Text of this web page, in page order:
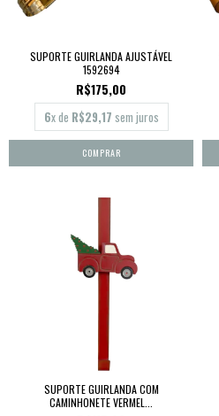
SUPORTE GUIRLANDA AJUSTÁVEL
1592694
R$175,00
6x de R$29,17 sem juros
SUPORTE GUIRLANDA COM
CAMINHONETE VERMEL...